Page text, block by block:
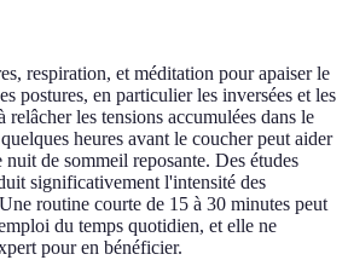
respiration, et méditation pour apaiser le
postures, en particulier les inversées et les
relâcher les tensions accumulées dans le
heures avant le coucher peut aider
nuit de sommeil reposante. Des études
significativement l'intensité des
routine courte de 15 à 30 minutes peut
du temps quotidien, et elle ne
pour en bénéficier.